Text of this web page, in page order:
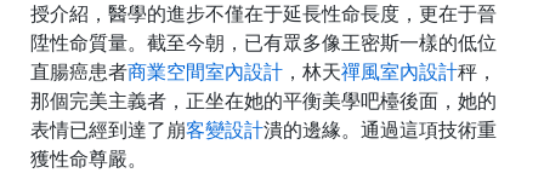
授介紹，醫學的進步不僅在于延長性命長度，更在于晉
陞性命質量。截至今朝，已有眾多像王密斯一樣的低位
直腸癌患者商業空間室內設計 ，林天禪風室內設計秤，
那個完美主義者，正坐在她的平衡美學吧檯後面，她的
表情已經到達了崩客變設計潰的邊緣。通過這項技術重
獲性命尊嚴。